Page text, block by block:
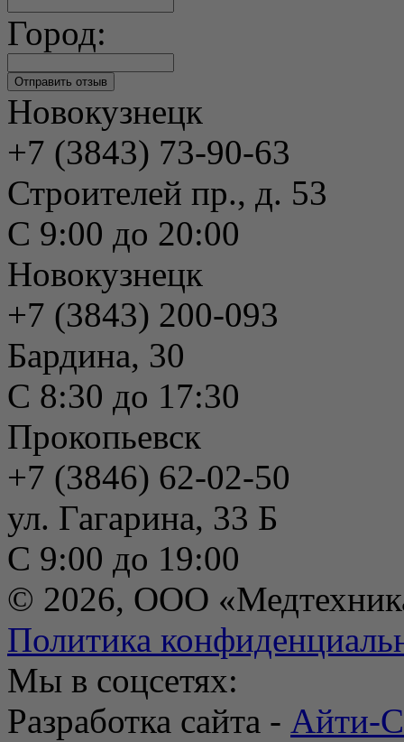
Город:
Новокузнецк
+7 (3843) 73-90-63
Строителей пр., д. 53
С 9:00 до 20:00
Новокузнецк
+7 (3843) 200-093
Бардина, 30
С 8:30 до 17:30
Прокопьевск
+7 (3846) 62-02-50
ул. Гагарина, 33 Б
С 9:00 до 19:00
© 2026, ООО
Политика
Мы в соцсетях:
Разработка сайта - Айти-